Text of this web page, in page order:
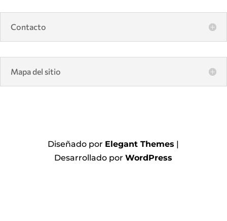
Contacto
Mapa del sitio
Diseñado por Elegant Themes |
Desarrollado porWordPress